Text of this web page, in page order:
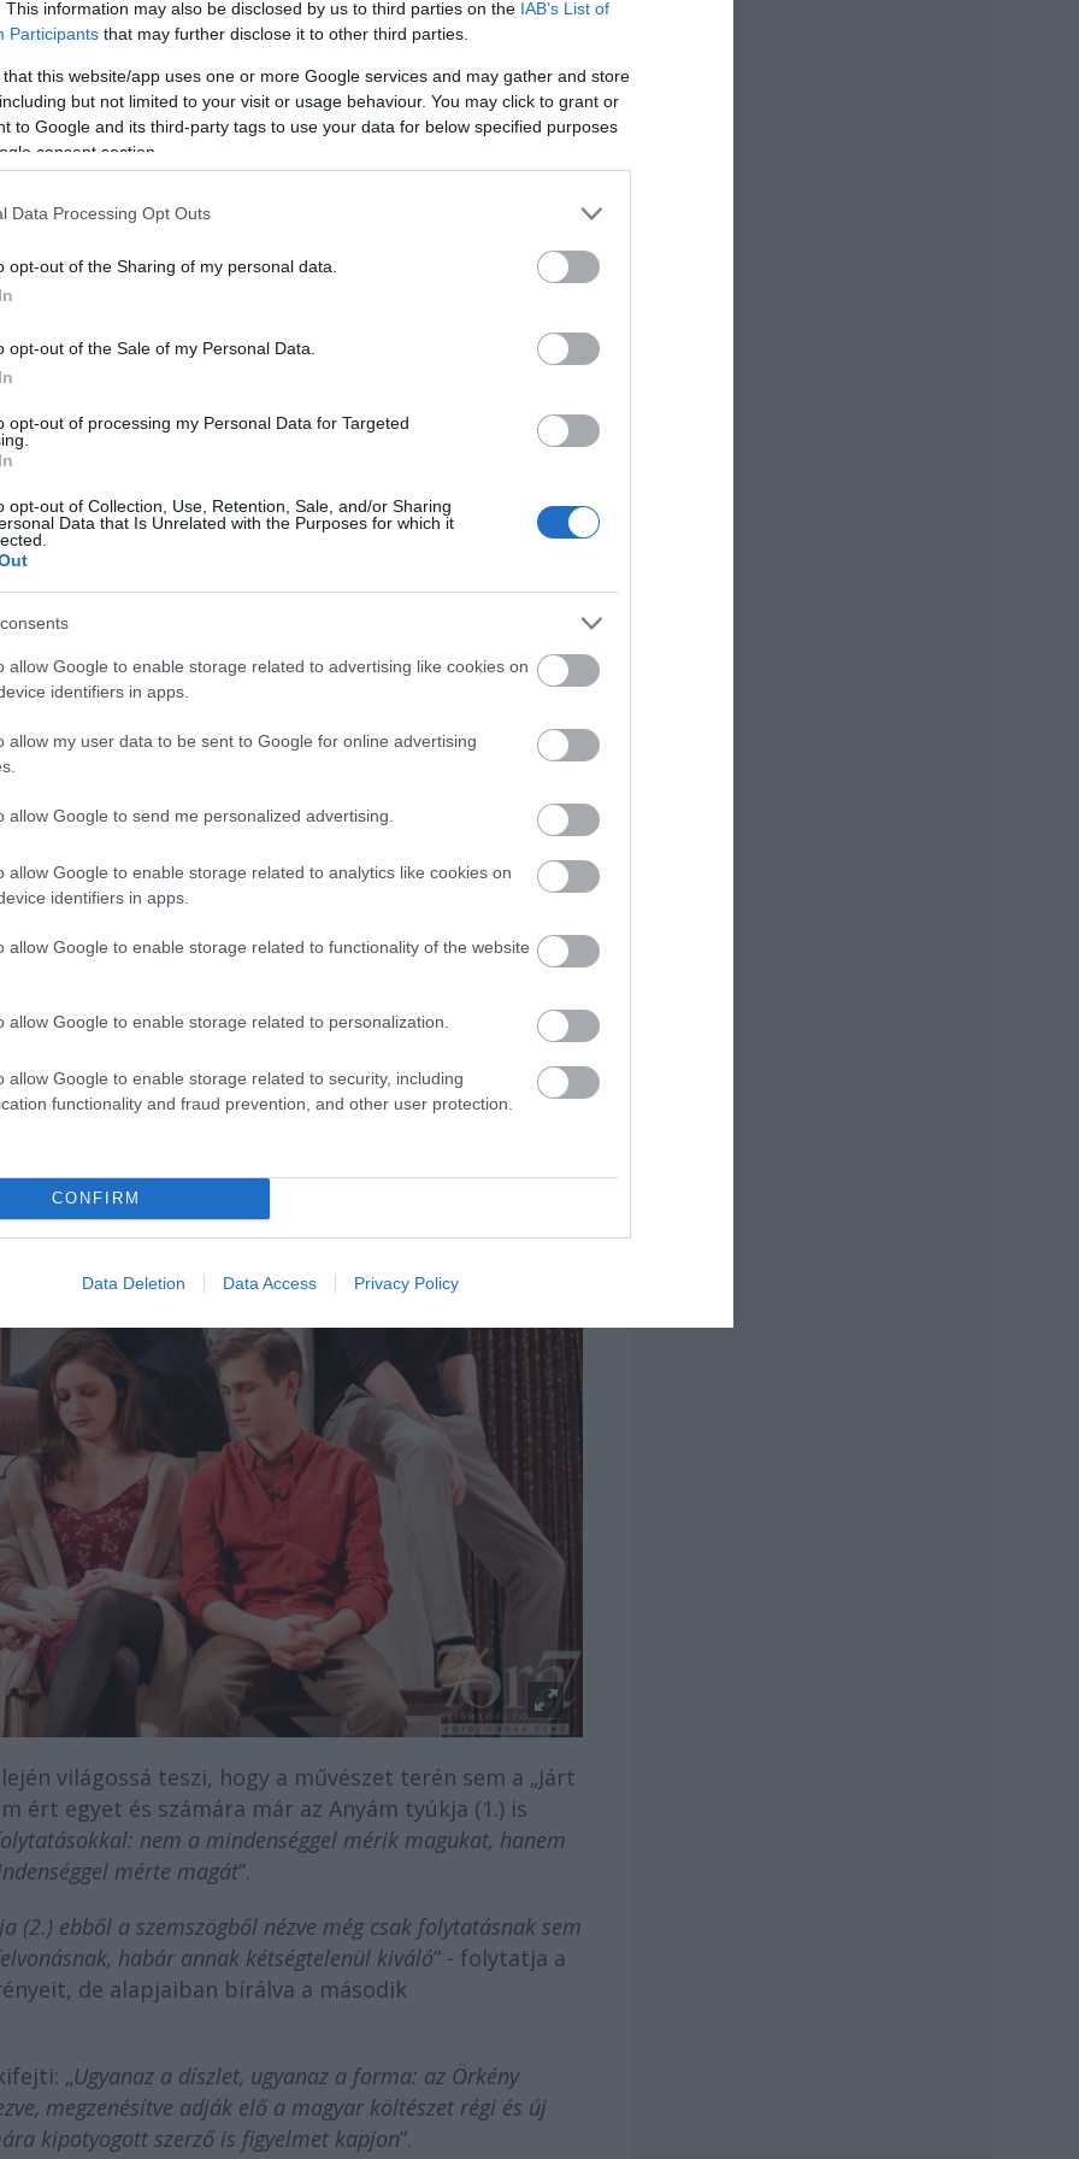
This information may also be disclosed by us to third parties on the IAB’s List of
Participants that may further disclose it to other third parties.
that this website/app uses one or more Google services and may gather and store
but not limited to your visit or usage behaviour. You may click to grant or
to Google and its third-party tags to use your data for below specified purposes
consent section.
Data Processing Opt Outs
opt-out of the Sharing of my personal data.
opt-out of the Sale of my Personal Data.
opt-out of processing my Personal Data for Targeted
opt-out of Collection, Use, Retention, Sale, and/or Sharing
Data that Is Unrelated with the Purposes for which it
allow Google to enable storage related to advertising like cookies on
identifiers in apps.
allow my user data to be sent to Google for online advertising
allow Google to send me personalized advertising.
allow Google to enable storage related to analytics like cookies on
identifiers in apps.
allow Google to enable storage related to functionality of the website
allow Google to enable storage related to personalization.
allow Google to enable storage related to security, including
functionality and fraud prevention, and other user protection.
CONFIRM
Data Deletion Data Access Privacy Policy
meglepő verseket, akár tankönyvi kötelezőket
úgy mondta el azEgy estém otthont, mint az a srác, aki
megmosolyogja kissé földhözragadt apját, Patkós
ACsaládi köris új életre kelt Csuja Imre
szeretettel.”
lehetett volna szellősebb az előadás, hiszen a versek
hogy megeméssze a hallottakat
sajátos hangnemben szólal meg: „
szemöldökökkel, pózokkal és manírokkal. A színészek
hogy az élőbeszéd dikcióját követik, és visszahelyezik a
az előadás sokkal több és jelentősebb, mint egy
„pontosan ettől a profán, egyszerű, sallangmentes
melynek során a néző számára a magyar költészet, nyelv
világossá teszi, hogy a művészet terén sem a „Járt
ért egyet és számára már az Anyám tyúkja (1.) is
nem a mindenséggel mérik magukat, hanem
mérte magát”.
(2.) ebből a szemszögből nézve még csak folytatásnak sem
habár annak kétségtelenül kiváló” - folytatja a
de alapjaiban bírálva a második
„Ugyanaz a díszlet, ugyanaz a forma: az Örkény
megzenésítve adják elő a magyar költészet régi és új
kipotyogott szerző is figyelmet kapjon”.